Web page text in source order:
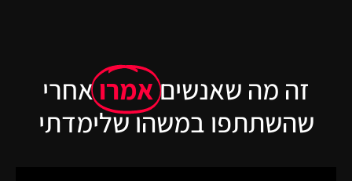
זה מה שאנשיםאמרואחרי
שהשתתפו במשהו שלימדתי